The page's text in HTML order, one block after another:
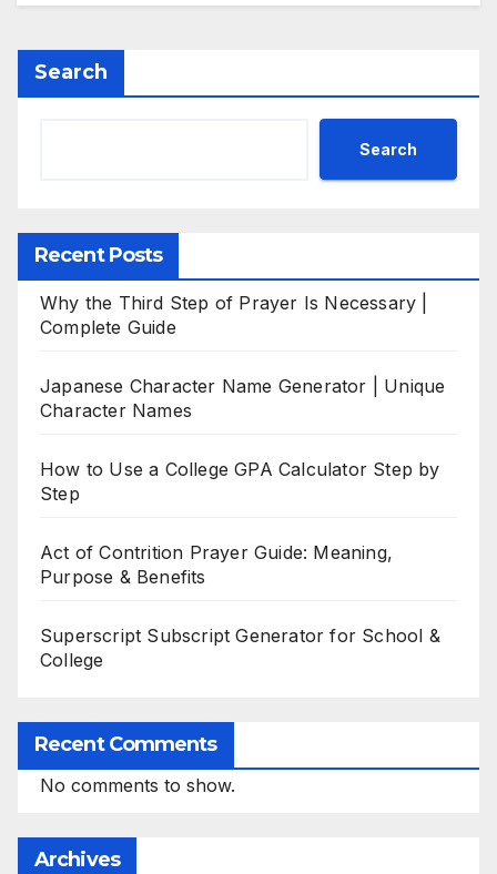
Search
Search
Recent Posts
Why the Third Step of Prayer Is Necessary |
Complete Guide
Japanese Character Name Generator | Unique
Character Names
How to Use a College GPA Calculator Step by
Step
Act of Contrition Prayer Guide: Meaning,
Purpose & Benefits
Superscript Subscript Generator for School &
College
Recent Comments
No comments to show.
Archives